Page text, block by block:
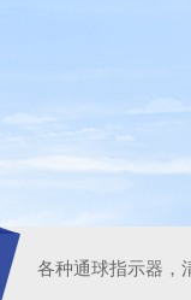
各种通球指示器，